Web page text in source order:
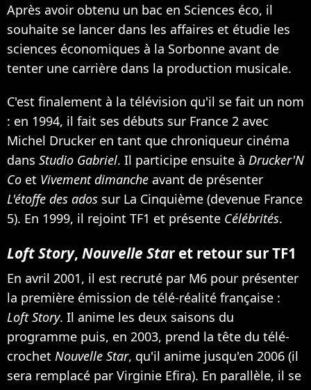
Après avoir obtenu un bac en Sciences éco, il
souhaite se lancer dans les affaires et étudie les
sciences économiques à la Sorbonne avant de
tenter une carrière dans la production musicale.
C'est finalement à la télévision qu'il se fait un nom
: en 1994, il fait ses débuts sur France 2 avec
Michel Drucker en tant que chroniqueur cinéma
dans Studio Gabriel. Il participe ensuite à Drucker'N
Co et Vivement dimanche avant de présenter
L'étoffe des ados sur La Cinquième (devenue France
5). En 1999, il rejoint TF1 et présente Célébrités.
Loft Story, Nouvelle Star et retour sur TF1
En avril 2001, il est recruté par M6 pour présenter
la première émission de télé-réalité française :
Loft Story. Il anime les deux saisons du
programme puis, en 2003, prend la tête du télé-
crochet Nouvelle Star, qu'il anime jusqu'en 2006 (il
sera remplacé par Virginie Efira). En parallèle, il se